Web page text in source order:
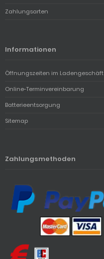
Zahlungsarten
Informationen
Öffnungszeiten im Ladengeschäft
Online-Terminvereinbarung
Batterieentsorgung
Sitemap
Zahlungsmethoden